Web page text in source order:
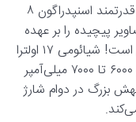
در دل این هیولای هوشمند، احتمالاً تراشه قدرتمند اسنپدراگون ۸
پیچیده را بر عهده
دارد. اما خبر هیجان‌انگیزتر مربوط به باتری است! شیائومی ۱۷ اولترا
احتمالاً به یک باتری حجیم با ظرفیتی بین ۶۰۰۰ تا ۷۰۰۰ میلی‌آمپر
بزرگ در دوام شارژ